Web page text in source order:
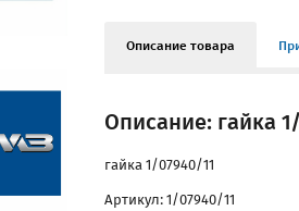
Описание товара
Описание: гайка
гайка 1/07940/11
Артикул: 1/07940/11